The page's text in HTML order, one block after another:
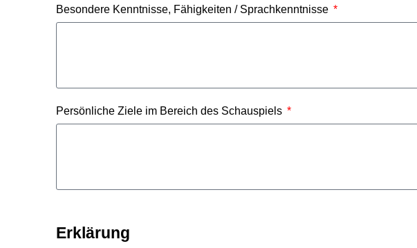
Besondere Kenntnisse, Fähigkeiten / Sprachkenntnisse
Persönliche Ziele im Bereich des Schauspiels
Erklärung